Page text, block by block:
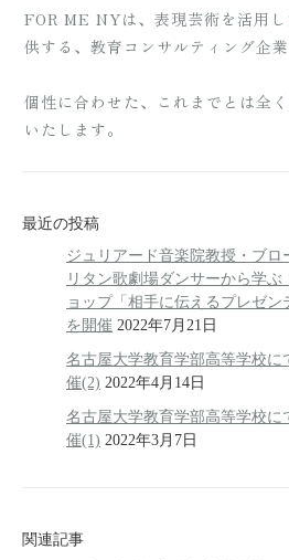
FOR ME NYは、表現芸術を活用
供する、教育コンサルティング企業
個性に合わせた、これまでとは全
いたします。
最近の投稿
ジュリアード音楽院教授・ブ
リタン歌劇場ダンサーから学
ョップ「相手に伝えるプレゼン
を開催 2022年7月21日
名古屋大学教育学部高等学校に
催(2) 2022年4月14日
名古屋大学教育学部高等学校に
催(1) 2022年3月7日
関連記事